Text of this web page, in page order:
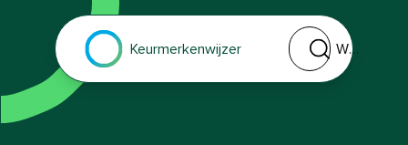
Keurmerkenwijzer
Welk keurmerk of